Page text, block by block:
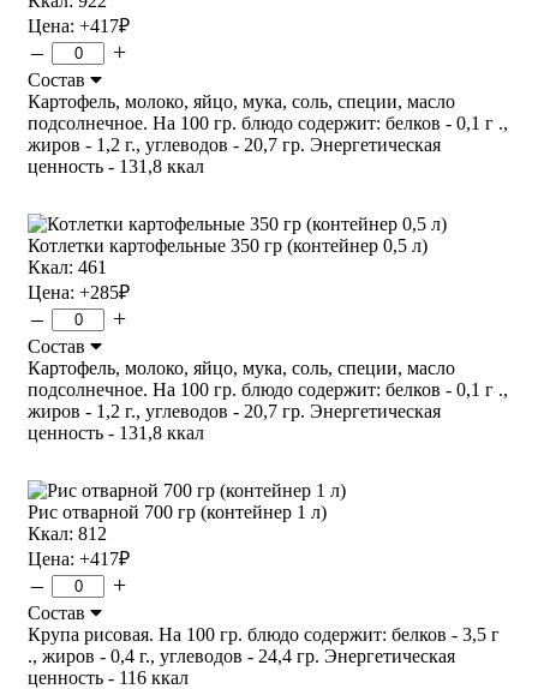
Цена: +417₽
– +
Состав
Картофель, молоко, яйцо, мука, соль, специи, масло
подсолнечное. На 100 гр. блюдо содержит: белков - 0,1 г .,
жиров - 1,2 г., углеводов - 20,7 гр. Энергетическая
ценность - 131,8 ккал
Котлетки картофельные 350 гр (контейнер 0,5 л)
Ккал: 461
Цена: +285₽
– +
Состав
Картофель, молоко, яйцо, мука, соль, специи, масло
подсолнечное. На 100 гр. блюдо содержит: белков - 0,1 г .,
жиров - 1,2 г., углеводов - 20,7 гр. Энергетическая
ценность - 131,8 ккал
Рис отварной 700 гр (контейнер 1 л)
Ккал: 812
Цена: +417₽
– +
Состав
Крупа рисовая. На 100 гр. блюдо содержит: белков - 3,5 г
., жиров - 0,4 г., углеводов - 24,4 гр. Энергетическая
ценность - 116 ккал